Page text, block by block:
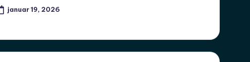
januar 19, 2026